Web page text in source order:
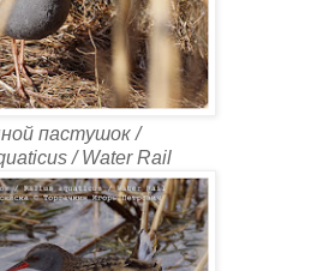
пастушок /
/ Water Rail